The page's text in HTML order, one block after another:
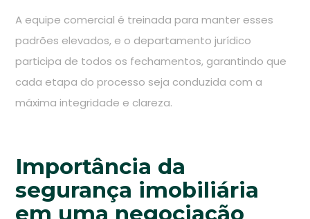
A equipe comercial é treinada para manter esses
padrões elevados, e o departamento jurídico
participa de todos os fechamentos, garantindo que
cada etapa do processo seja conduzida com a
máxima integridade e clareza.
Importância da
segurança imobiliária
em uma negociação